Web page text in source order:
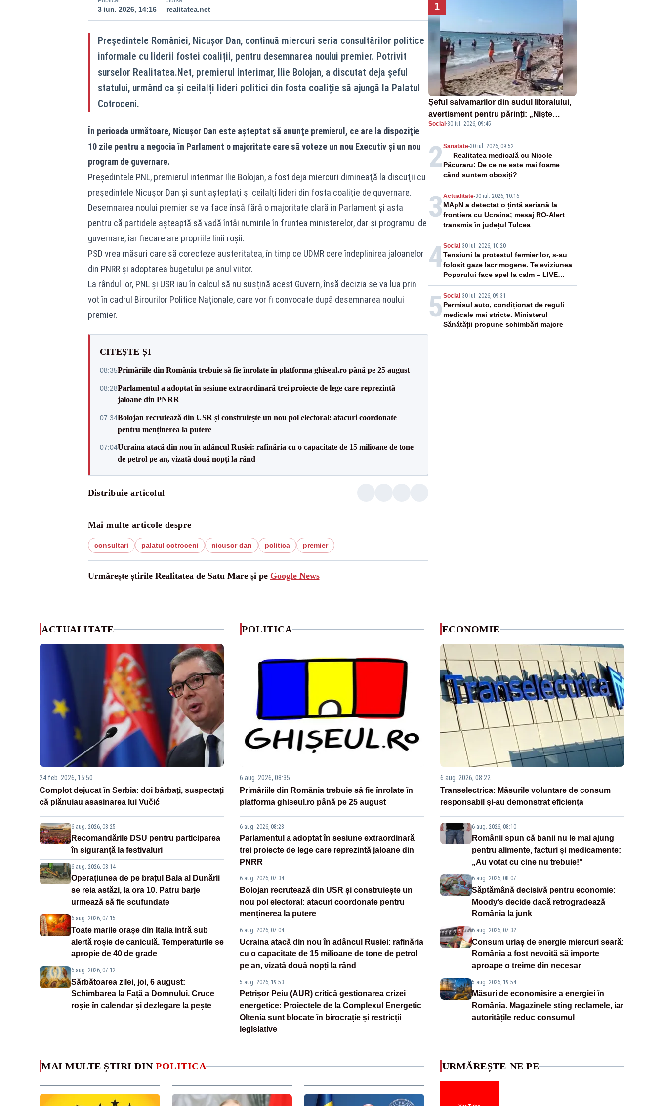
3 iun. 2026, 14:16 realitatea.net
Președintele României, Nicușor Dan, continuă miercuri seria consultărilor politice
informale cu liderii fostei coaliții, pentru desemnarea noului premier. Potrivit
surselor Realitatea.Net, premierul interimar, Ilie Bolojan, a discutat deja șeful
statului, urmând ca și ceilalți lideri politici din fosta coaliție să ajungă la Palatul
Cotroceni.
În perioada următoare, Nicușor Dan este aşteptat să anunţe premierul, ce are la dispoziţie
10 zile pentru a negocia în Parlament o majoritate care să voteze un nou Executiv şi un nou
program de guvernare.
Preşedintele PNL, premierul interimar Ilie Bolojan, a fost deja miercuri dimineaţă la discuţii cu
preşedintele Nicuşor Dan şi sunt aşteptaţi şi ceilalţi lideri din fosta coaliţie de guvernare.
Desemnarea noului premier se va face însă fără o majoritate clară în Parlament și asta
pentru că partidele așteaptă să vadă întâi numirile în fruntea ministerelor, dar și programul de
guvernare, iar fiecare are propriile linii roșii.
PSD vrea măsuri care să corecteze austeritatea, în timp ce UDMR cere îndeplinirea jaloanelor
din PNRR și adoptarea bugetului pe anul viitor.
La rândul lor, PNL și USR iau în calcul să nu susțină acest Guvern, însă decizia se va lua prin
vot în cadrul Birourilor Politice Naționale, care vor fi convocate după desemnarea noului
premier.
CITEȘTE ȘI
08:35Primăriile din România trebuie să fie înrolate în platforma ghiseul.ro până pe 25 august
08:28Parlamentul a adoptat în sesiune extraordinară trei proiecte de lege care reprezintă
jaloane din PNRR
07:34Bolojan recrutează din USR și construiește un nou pol electoral: atacuri coordonate
pentru menținerea la putere
07:04Ucraina atacă din nou în adâncul Rusiei: rafinăria cu o capacitate de 15 milioane de tone
de petrol pe an, vizată două nopți la rând
Distribuie articolul
Mai multe articole despre
consultari palatul cotroceni nicusor dan politica premier
Urmărește știrile Realitatea de Satu Mare și pe Google News
1
Șeful salvamarilor din sudul litoralului,
avertisment pentru părinți: „Niște
cursuri de înot la piscină nu sunt
suficiente”
Social ·30 iul. 2026, 09:45
2Sanatate-30 iul. 2026, 09:52
Realitatea medicală cu Nicole
Păcuraru: De ce ne este mai foame
când suntem obosiți?
3 Actualitate-30 iul. 2026, 10:16
MApN a detectat o țintă aeriană la
frontiera cu Ucraina; mesaj RO-Alert
transmis în județul Tulcea
4Social -30 iul. 2026, 10:20
Tensiuni la protestul fermierilor, s-au
folosit gaze lacrimogene. Televiziunea
Poporului face apel la calm – LIVE
TEXT
5 Social -30 iul. 2026, 09:31
Permisul auto, condiționat de reguli
medicale mai stricte. Ministerul
Sănătății propune schimbări majore
ACTUALITATE
24 feb. 2026, 15:50
Complot dejucat în Serbia: doi bărbați, suspectați
că plănuiau asasinarea lui Vučić
6 aug. 2026, 08:25
Recomandările DSU pentru participarea
în siguranță la festivaluri
6 aug. 2026, 08:14
Operațiunea de pe brațul Bala al Dunării
se reia astăzi, la ora 10. Patru barje
urmează să fie scufundate
6 aug. 2026, 07:15
Toate marile orașe din Italia intră sub
alertă roșie de caniculă. Temperaturile se
apropie de 40 de grade
6 aug. 2026, 07:12
Sărbătoarea zilei, joi, 6 august:
Schimbarea la Față a Domnului. Cruce
roșie în calendar și dezlegare la pește
POLITICA
6 aug. 2026, 08:35
Primăriile din România trebuie să fie înrolate în
platforma ghiseul.ro până pe 25 august
6 aug. 2026, 08:28
Parlamentul a adoptat în sesiune extraordinară
trei proiecte de lege care reprezintă jaloane din
PNRR
6 aug. 2026, 07:34
Bolojan recrutează din USR și construiește un
nou pol electoral: atacuri coordonate pentru
menținerea la putere
6 aug. 2026, 07:04
Ucraina atacă din nou în adâncul Rusiei: rafinăria
cu o capacitate de 15 milioane de tone de petrol
pe an, vizată două nopți la rând
5 aug. 2026, 19:53
Petrișor Peiu (AUR) critică gestionarea crizei
energetice: Proiectele de la Complexul Energetic
Oltenia sunt blocate în birocrație și restricții
legislative
ECONOMIE
6 aug. 2026, 08:22
Transelectrica: Măsurile voluntare de consum
responsabil şi-au demonstrat eficienţa
6 aug. 2026, 08:10
Românii spun că banii nu le mai ajung
pentru alimente, facturi și medicamente:
„Au votat cu cine nu trebuie!”
6 aug. 2026, 08:07
Săptămână decisivă pentru economie:
Moody’s decide dacă retrogradează
România la junk
6 aug. 2026, 07:32
Consum uriaș de energie miercuri seară:
România a fost nevoită să importe
aproape o treime din necesar
5 aug. 2026, 19:54
Măsuri de economisire a energiei în
România. Magazinele sting reclamele, iar
autoritățile reduc consumul
MAI MULTE ȘTIRI DIN POLITICA URMĂREȘTE-NE PE